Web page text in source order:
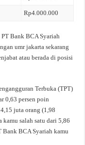
Rp4.000.000
Bank BCA Syariah
umr jakarta sekarang
atau berada di posisi
Terbuka (TPT)
0,63 persen poin
juta orang (1,98
salah satu dari 5,86
Bank BCA Syariah kamu